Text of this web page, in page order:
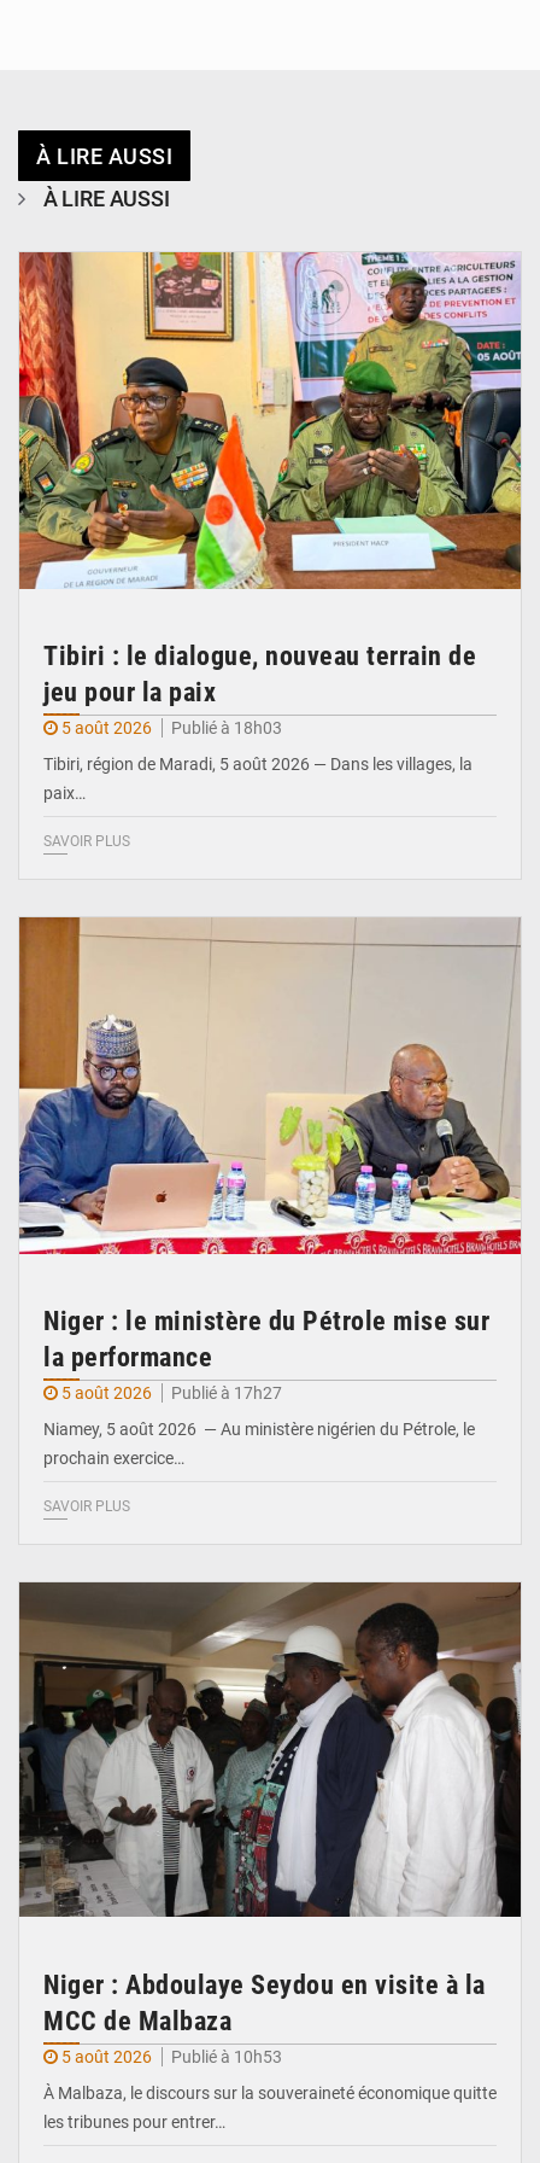
À LIRE AUSSI
À LIRE AUSSI
Tibiri : le dialogue, nouveau terrain de
jeu pour la paix
5 août 2026
Publié à 18h03
Tibiri, région de Maradi, 5 août 2026 — Dans les villages, la
paix…
SAVOIR PLUS
Niger : le ministère du Pétrole mise sur
la performance
5 août 2026
Publié à 17h27
Niamey, 5 août 2026 — Au ministère nigérien du Pétrole, le
prochain exercice…
SAVOIR PLUS
Niger : Abdoulaye Seydou en visite à la
MCC de Malbaza
5 août 2026
Publié à 10h53
À Malbaza, le discours sur la souveraineté économique quitte
les tribunes pour entrer…